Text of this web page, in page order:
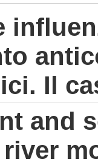
Il
and